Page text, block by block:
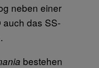
neben einer
auch das SS-
bestehen